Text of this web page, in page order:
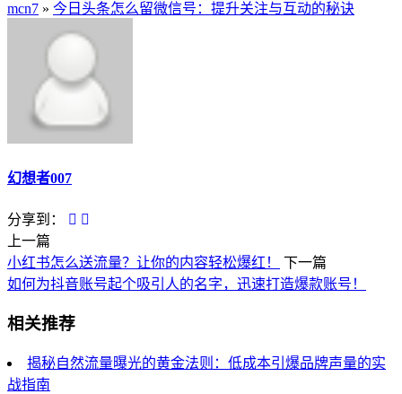
mcn7 » 今日头条怎么留微信号：提升关注与互动的秘诀
幻想者007
分享到：
上一篇
小红书怎么送流量？让你的内容轻松爆红！
下一篇
如何为抖音账号起个吸引人的名字，迅速打造爆款账号！
相关推荐
揭秘自然流量曝光的黄金法则：低成本引爆品牌声量的实
战指南